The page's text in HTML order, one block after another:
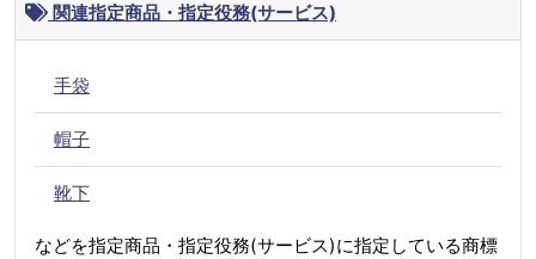
関連指定商品・指定役務(サービス)
手袋
帽子
靴下
などを指定商品・指定役務(サービス)に指定している商標